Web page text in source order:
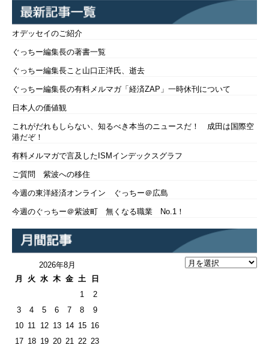
オデッセイのご紹介
ぐっちー編集長の著書一覧
ぐっちー編集長こと山口正洋氏、逝去
ぐっちー編集長の有料メルマガ「経済ZAP」一時休刊について
日本人の価値観
これがだれもしらない、知るべき本当のニュースだ！ 成田は国際空
港だぞ！
有料メルマガで言及したISMインデックスグラフ
ご質問 紫波への移住
今週の東洋経済オンライン ぐっちー＠広島
今週のぐっちー＠紫波町 無くなる職業 No.1！
2026年8月
月
火 水 木 金 土 日
1
2
3
4 5 6 7 8
9
10 11 12 13 14 15 16
17 18 19 20 21 22 23